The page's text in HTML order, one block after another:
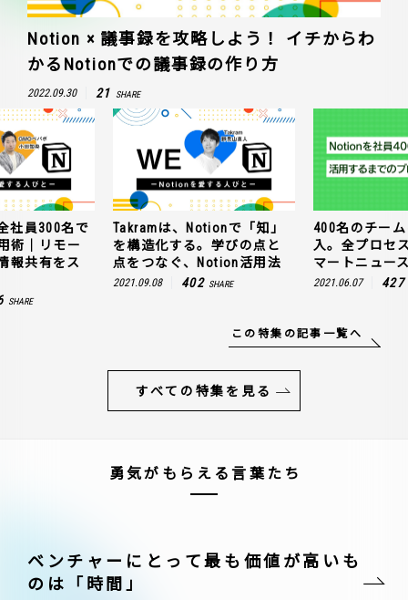
Notion × 議事録を攻略しよう！ イチからわ
かるNotionでの議事録の作り方
2022.09.30 21 SHARE
社員300名で
術｜リモー
報共有をス
SHARE
Takramは、Notionで「知」
を構造化する。学びの点と
点をつなぐ、Notion活用法
2021.09.08 402 SHARE
400名のチー
入。全プロセ
マートニュー
2021.06.07 427
この特集の記事一覧へ
すべての特集を見る
勇気がもらえる言葉たち
ベンチャーにとって最も価値が高いも
のは「時間」